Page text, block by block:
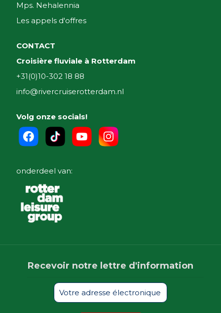
Mps. Nehalennia
Les appels d'offres
CONTACT
Croisière fluviale à Rotterdam
+31(0)10-302 18 88
info@rivercruiserotterdam.nl
Volg onze socials!
onderdeel van:
Recevoir notre lettre d'information